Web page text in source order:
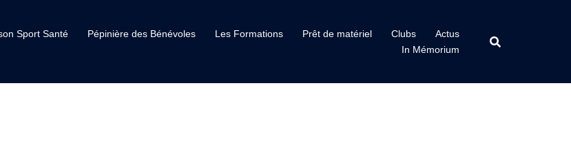
Sport Santé Pépinière des Bénévoles Les Formations Prêt de matériel Clubs
Actus
In Mémorium